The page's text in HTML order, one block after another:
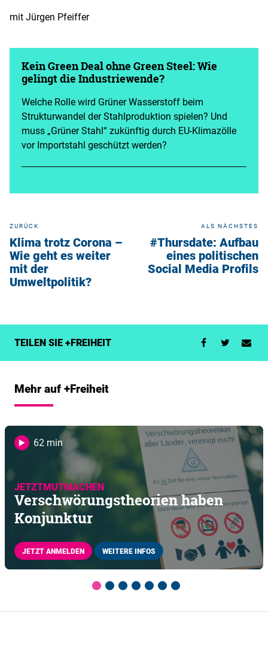
mit Jürgen Pfeiffer
Kein Green Deal ohne Green Steel: Wie
gelingt die Industriewende?
Welche Rolle wird Grüner Wasserstoff beim
Strukturwandel der Stahlproduktion spielen? Und
muss „Grüner Stahl“ zukünftig durch EU-Klimazölle
vor Importstahl geschützt werden?
ZURÜCK
Klima trotz Corona –
Wie geht es weiter
mit der
Umweltpolitik?
ALS NÄCHSTES
#Thursdate: Aufbau
eines politischen
Social Media Profils
TEILEN SIE +FREIHEIT
Mehr auf +Freiheit
62 min
JETZTMUTMACHEN
Verschwörungstheorien haben
Konjunktur
JETZT ANMELDEN WEITERE INFOS